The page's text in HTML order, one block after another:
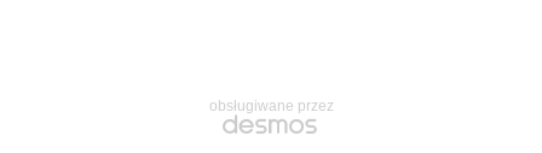
obsługiwane przez